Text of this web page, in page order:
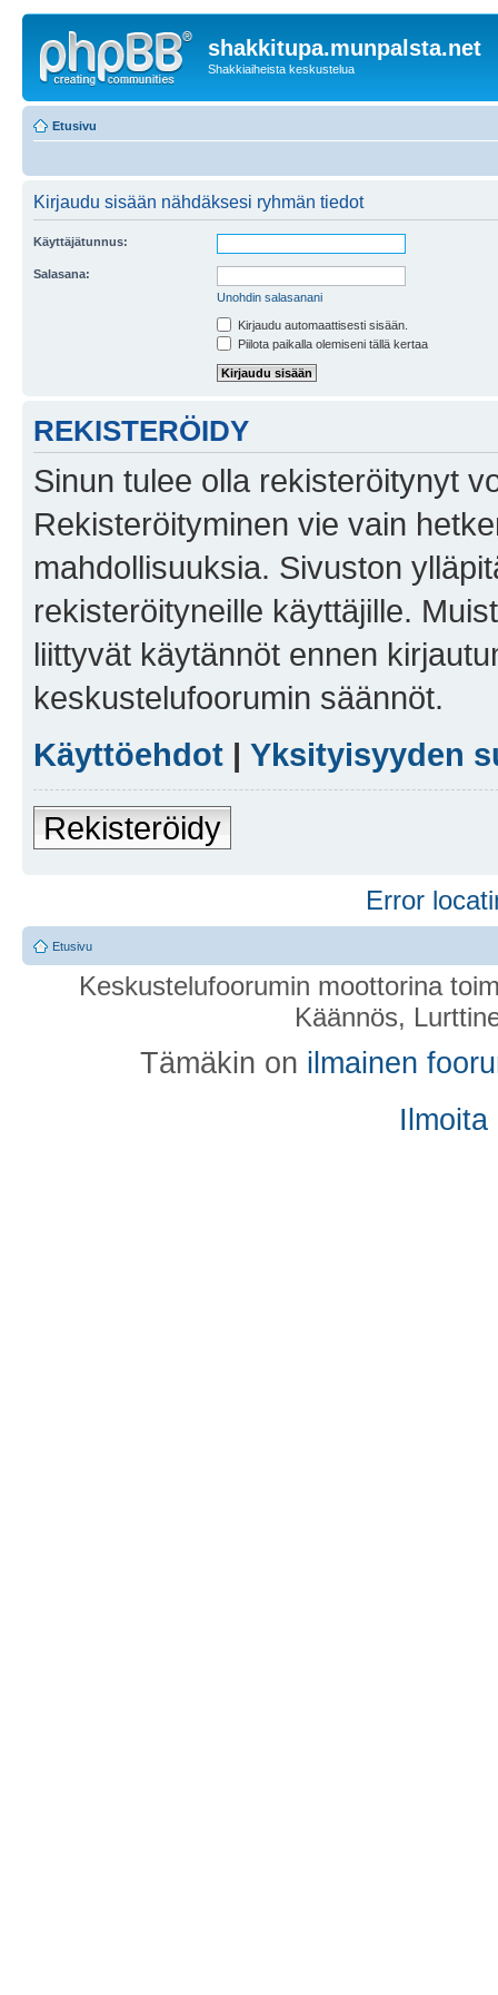
shakkitupa.munpalsta.net
Shakkiaiheista keskustelua
Etusivu
Kirjaudu sisään nähdäksesi ryhmän tiedot
Käyttäjätunnus:
Salasana:
Unohdin salasanani
Kirjaudu automaattisesti sisään.
Piilota paikalla olemiseni tällä kertaa
REKISTERÖIDY
Sinun tulee olla rekisteröitynyt
Rekisteröityminen vie vain
mahdollisuuksia. Sivuston
rekisteröityneille käyttäjille.
liittyvät käytännöt ennen
keskustelufoorumin säännöt.
Käyttöehdot | Yksityisyyden
Rekisteröidy
Error
Etusivu
Keskustelufoorumin moottorina
Käännös,
Tämäkin on ilmainen